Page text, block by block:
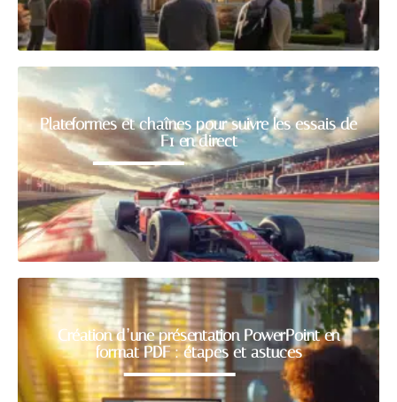
Plateformes et chaînes pour suivre les essais de
F1 en direct
Création d’une présentation PowerPoint en
format PDF : étapes et astuces